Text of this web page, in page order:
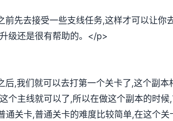
前先去接受一些支线任务,这样才可以让你
级还是很有帮助的。</p>
后,我们就可以去打第一个关卡了,这个副
个主线就可以了,所以在做这个副本的时
通关卡,普通关卡的难度比较简单,在这个